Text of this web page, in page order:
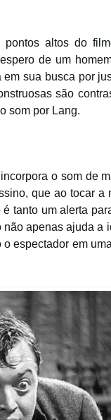
altos do
de um
sua busca por
são
som por Lang.
o som de
que ao tocar a
tanto um alerta
apenas ajuda a
espectador em